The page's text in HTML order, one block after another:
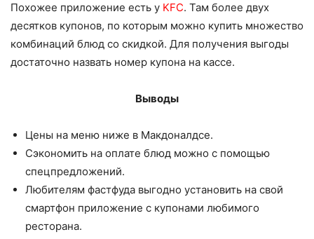
Похожее приложение есть у KFC. Там более двух
десятков купонов, по которым можно купить множество
комбинаций блюд со скидкой. Для получения выгоды
достаточно назвать номер купона на кассе.
Выводы
Цены на меню ниже в Макдоналдсе.
Сэкономить на оплате блюд можно с помощью
спецпредложений.
Любителям фастфуда выгодно установить на свой
смартфон приложение с купонами любимого
ресторана.